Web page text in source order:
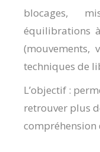
blocages,
équilibrations
(mouvements,
techniques de
L’objectif :
retrouver plus
compréhension